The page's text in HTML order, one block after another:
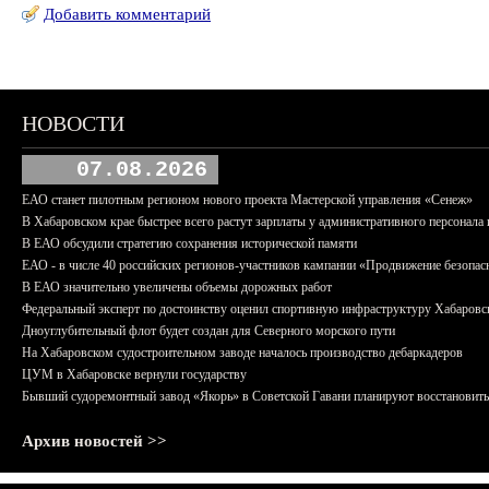
Добавить комментарий
НОВОСТИ
07.08.2026
ЕАО станет пилотным регионом нового проекта Мастерской управления «Сенеж»
В Хабаровском крае быстрее всего растут зарплаты у административного персонала
В ЕАО обсудили стратегию сохранения исторической памяти
ЕАО - в числе 40 российских регионов-участников кампании «Продвижение
В ЕАО значительно увеличены объемы дорожных работ
Федеральный эксперт по достоинству оценил спортивную инфраструктуру
Дноуглубительный флот будет создан для Северного морского пути
На Хабаровском судостроительном заводе началось производство дебаркадеров
ЦУМ в Хабаровске вернули государству
Бывший судоремонтный завод «Якорь» в Советской Гавани планируют восстановить
Архив новостей >>